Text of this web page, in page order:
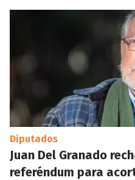
Diputados
Juan Del Granado
referéndum para